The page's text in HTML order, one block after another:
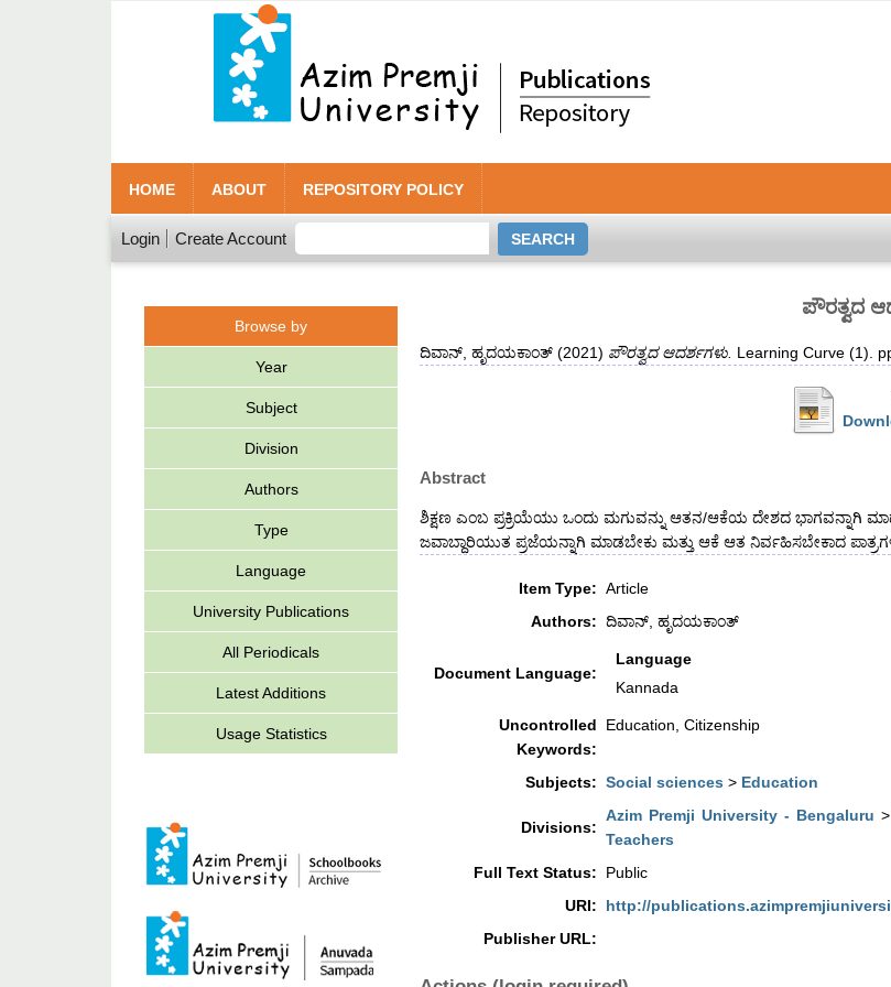
HOME ABOUT REPOSITORY POLICY
Login Create Account
Browse by
Year
Subject
Division
Authors
Type
Language
University Publications
All Periodicals
Latest Additions
Usage Statistics
ಪೌರತ್ವದ
ದಿವಾನ್, ಹೃದಯಕಾಂತ್ (2021) ಪೌರತ್ವದ ಆದರ್ಶಗಳು. Learning Curve (1).
Abstract
ಶಿಕ್ಷಣ ಎಂಬ ಪ್ರಕ್ರಿಯೆಯು ಒಂದು ಮಗುವನ್ನು ಆತನ/ಆಕೆಯ ದೇಶದ ಭಾಗವನ್ನಾಗಿ
ಜವಾಬ್ದಾರಿಯುತ ಪ್ರಜೆಯನ್ನಾಗಿ ಮಾಡಬೇಕು ಮತ್ತು ಆಕೆ ಆತ ನಿರ್ವಹಿಸಬೇಕಾದ ಪಾತ್ರಗಳ
Item Type: Article
Authors: ದಿವಾನ್, ಹೃದಯಕಾಂತ್
Document Language:
Language
Kannada
Uncontrolled
Keywords:
Education, Citizenship
Subjects: Social sciences > Education
Divisions:
Azim Premji University - Bengaluru >
Teachers
Full Text Status:
Public
URI:
http://
Publisher URL: